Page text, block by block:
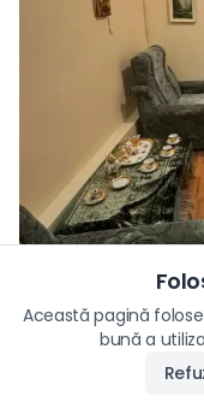
Preț
88.000
Această pagină
bună a